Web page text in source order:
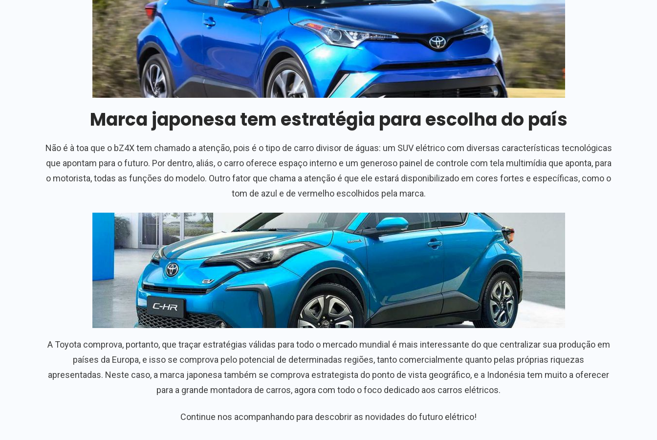
Marca japonesa tem estratégia para escolha do país
Não é à toa que o bZ4X tem chamado a atenção, pois é o tipo de carro divisor de águas: um SUV elétrico com diversas características tecnológicas
que apontam para o futuro. Por dentro, aliás, o carro oferece espaço interno e um generoso painel de controle com tela multimídia que aponta, para
o motorista, todas as funções do modelo. Outro fator que chama a atenção é que ele estará disponibilizado em cores fortes e específicas, como o
tom de azul e de vermelho escolhidos pela marca.
A Toyota comprova, portanto, que traçar estratégias válidas para todo o mercado mundial é mais interessante do que centralizar sua produção em
países da Europa, e isso se comprova pelo potencial de determinadas regiões, tanto comercialmente quanto pelas próprias riquezas
apresentadas. Neste caso, a marca japonesa também se comprova estrategista do ponto de vista geográfico, e a Indonésia tem muito a oferecer
para a grande montadora de carros, agora com todo o foco dedicado aos carros elétricos.
Continue nos acompanhando para descobrir as novidades do futuro elétrico!